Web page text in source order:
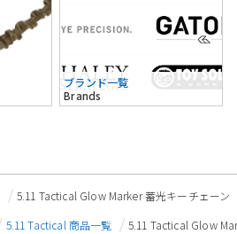
ブランド一覧
Brands
5.11 Tactical Glow Marker 蓄光キーチェーン
5.11 Tactical 商品一覧
5.11 Tactical Glow